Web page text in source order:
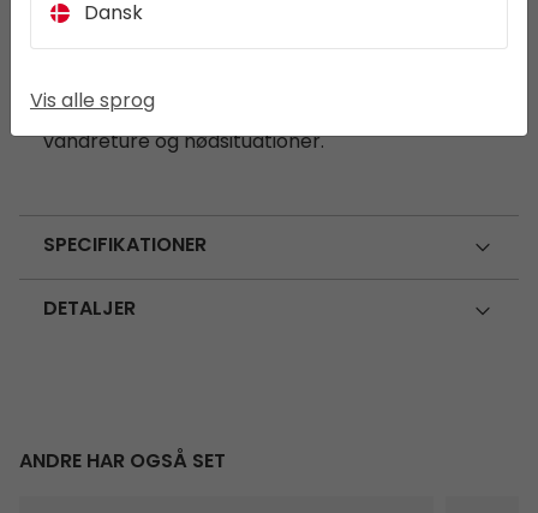
oplukker, lineal og et håndtag omviklet med
paracord for et sikkert greb. Den er kompakt
og let, hvilket gør den perfekt til gravning,
skæring og andre opgaver – ideel til camping,
vandreture og nødsituationer.
SPECIFIKATIONER
DETALJER
ANDRE HAR OGSÅ SET
Dansk
Vis alle sprog